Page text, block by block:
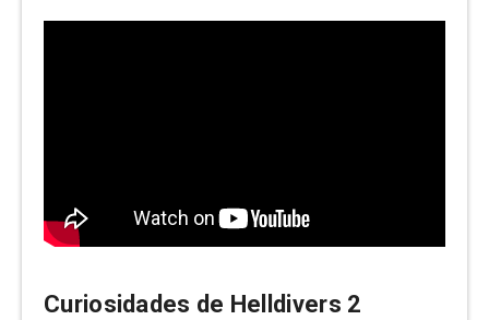
Curiosidades de Helldivers 2